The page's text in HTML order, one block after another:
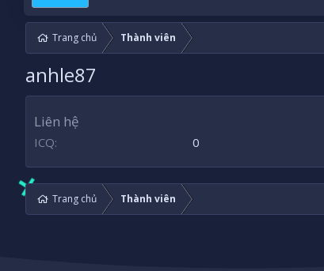
Trang chủ Thành viên
anhle87
Liên hệ
ICQ 0
Trang chủ Thành viên